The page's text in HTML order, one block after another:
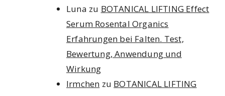
Luna zu BOTANICAL LIFTING Effect
Serum Rosental Organics
Erfahrungen bei Falten. Test,
Bewertung, Anwendung und
Wirkung
Irmchen zu BOTANICAL LIFTING